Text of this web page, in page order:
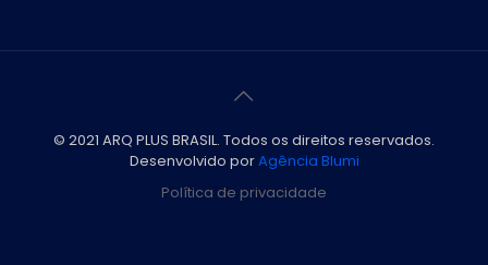
© 2021 ARQ PLUS BRASIL. Todos os direitos reservados.
Desenvolvido porAgência Blumi
Política de privacidade